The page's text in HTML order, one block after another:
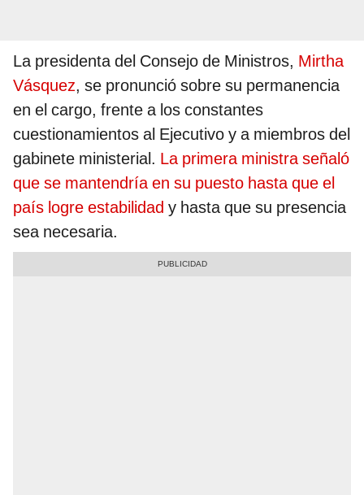
La presidenta del Consejo de Ministros, Mirtha
Vásquez, se pronunció sobre su permanencia
en el cargo, frente a los constantes
cuestionamientos al Ejecutivo y a miembros del
gabinete ministerial. La primera ministra señaló
que se mantendría en su puesto hasta que el
país logre estabilidad y hasta que su presencia
sea necesaria.